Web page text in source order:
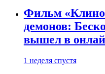
Фильм
демонов:
вышел в
1 неделя спустя